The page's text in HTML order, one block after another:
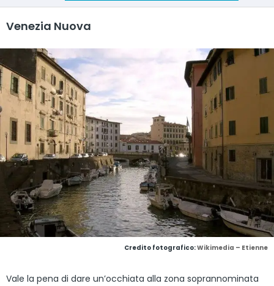
Venezia Nuova
Credito fotografico:Wikimedia – Etienne
Vale la pena di dare un’occhiata alla zona soprannominata